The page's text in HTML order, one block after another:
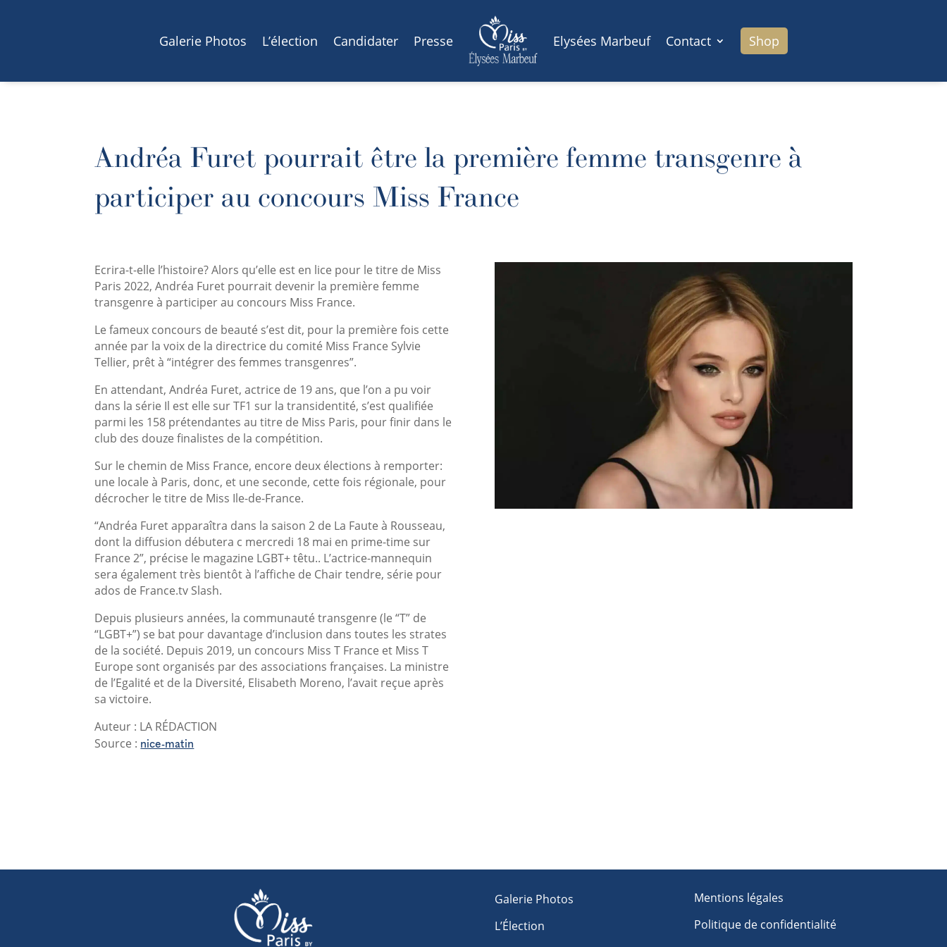
Galerie Photos L’élection Candidater Presse Elysées Marbeuf Contact Shop
Andréa Furet pourrait être la première femme transgenre à
participer au concours Miss France
Ecrira-t-elle l’histoire? Alors qu’elle est en lice pour le titre de Miss
Paris 2022, Andréa Furet pourrait devenir la première femme
transgenre à participer au concours Miss France.
Le fameux concours de beauté s’est dit, pour la première fois cette
année par la voix de la directrice du comité Miss France Sylvie
Tellier, prêt à “intégrer des femmes transgenres”.
En attendant, Andréa Furet, actrice de 19 ans, que l’on a pu voir
dans la série Il est elle sur TF1 sur la transidentité, s’est qualifiée
parmi les 158 prétendantes au titre de Miss Paris, pour finir dans le
club des douze finalistes de la compétition.
Sur le chemin de Miss France, encore deux élections à remporter:
une locale à Paris, donc, et une seconde, cette fois régionale, pour
décrocher le titre de Miss Ile-de-France.
“Andréa Furet apparaîtra dans la saison 2 de La Faute à Rousseau,
dont la diffusion débutera c mercredi 18 mai en prime-time sur
France 2”, précise le magazine LGBT+ têtu.. L’actrice-mannequin
sera également très bientôt à l’affiche de Chair tendre, série pour
ados de France.tv Slash.
Depuis plusieurs années, la communauté transgenre (le “T” de
“LGBT+”) se bat pour davantage d’inclusion dans toutes les strates
de la société. Depuis 2019, un concours Miss T France et Miss T
Europe sont organisés par des associations françaises. La ministre
de l’Egalité et de la Diversité, Elisabeth Moreno, l’avait reçue après
sa victoire.
Auteur : LA RÉDACTION
Source : nice-matin
Galerie Photos
L’Élection
Mentions légales
Politique de confidentialité